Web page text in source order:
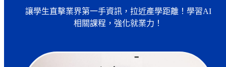
讓學生直擊業界第一手資訊，拉近產學距離！學習AI
相關課程，強化就業力！